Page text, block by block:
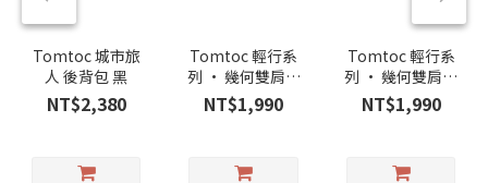
Tomtoc 城市旅
人 後背包 黑
NT$2,380
Tomtoc 輕行系
列 • 幾何雙肩包
奶茶棕
NT$1,990
Tomtoc 輕行系
列 • 幾何雙肩包
燕麥灰
NT$1,990